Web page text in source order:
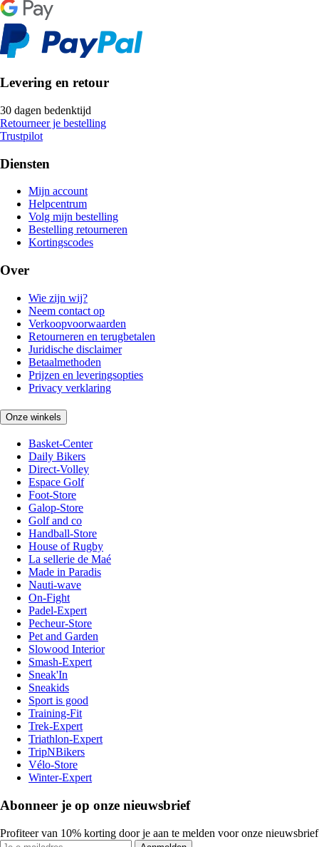
Levering en retour
30 dagen bedenktijd
Retourneer je bestelling
Trustpilot
Diensten
Mijn account
Helpcentrum
Volg mijn bestelling
Bestelling retourneren
Kortingscodes
Over
Wie zijn wij?
Neem contact op
Verkoopvoorwaarden
Retourneren en terugbetalen
Juridische disclaimer
Betaalmethoden
Prijzen en leveringsopties
Privacy verklaring
Onze winkels
Basket-Center
Daily Bikers
Direct-Volley
Espace Golf
Foot-Store
Galop-Store
Golf and co
Handball-Store
House of Rugby
La sellerie de Maé
Made in Paradis
Nauti-wave
On-Fight
Padel-Expert
Pecheur-Store
Pet and Garden
Slowood Interior
Smash-Expert
Sneak'In
Sneakids
Sport is good
Training-Fit
Trek-Expert
Triathlon-Expert
TripNBikers
Vélo-Store
Winter-Expert
Abonneer je op onze nieuwsbrief
Profiteer van 10% korting door je aan te melden voor onze nieuwsbrief